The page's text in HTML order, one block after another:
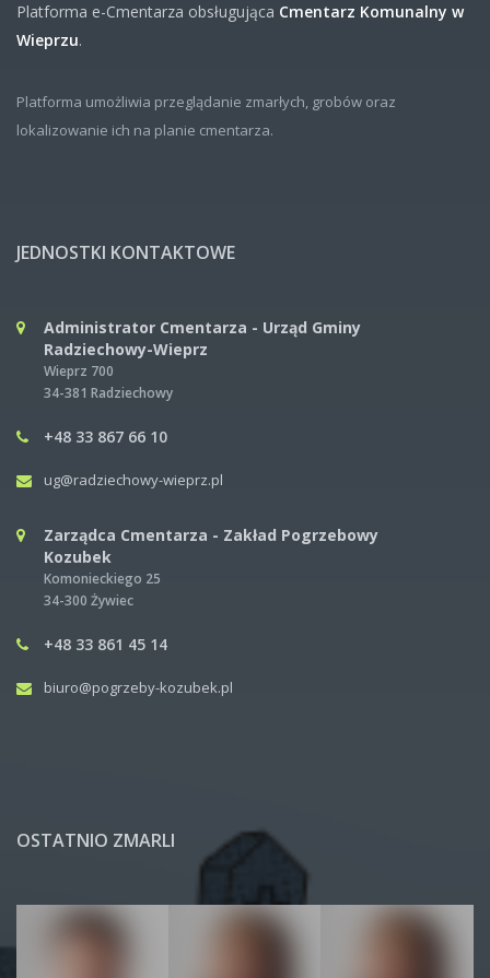
Platforma e-Cmentarza obsługująca Cmentarz Komunalny w
Wieprzu.
Platforma umożliwia przeglądanie zmarłych, grobów oraz
lokalizowanie ich na planie cmentarza.
JEDNOSTKI KONTAKTOWE
Administrator Cmentarza - Urząd Gminy
Radziechowy-Wieprz
Wieprz 700
34-381 Radziechowy
+48 33 867 66 10
ug@radziechowy-wieprz.pl
Zarządca Cmentarza - Zakład Pogrzebowy
Kozubek
Komonieckiego 25
34-300 Żywiec
+48 33 861 45 14
biuro@pogrzeby-kozubek.pl
OSTATNIO ZMARLI